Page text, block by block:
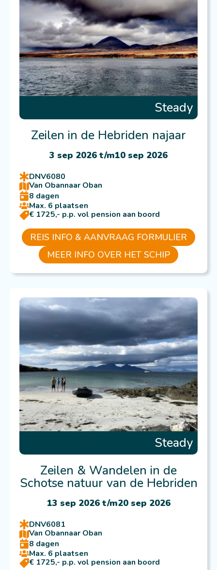
Steady
Zeilen in de Hebriden najaar
3 sep 2026 t/m10 sep 2026
DNV6080
Van Obannaar Oban
8 dagen
Max. 6 plaatsen
€ 1725,- p.p. vol pension aan boord
REIS INFO & AANVRAAG FORMULIER
MEER INFO OVER HET SCHIP
Steady
Zeilen & Wandelen in de
Schotse natuur van de Hebriden
13 sep 2026 t/m20 sep 2026
DNV6081
Van Obannaar Oban
8 dagen
Max. 6 plaatsen
€ 1725,- p.p. vol pension aan boord